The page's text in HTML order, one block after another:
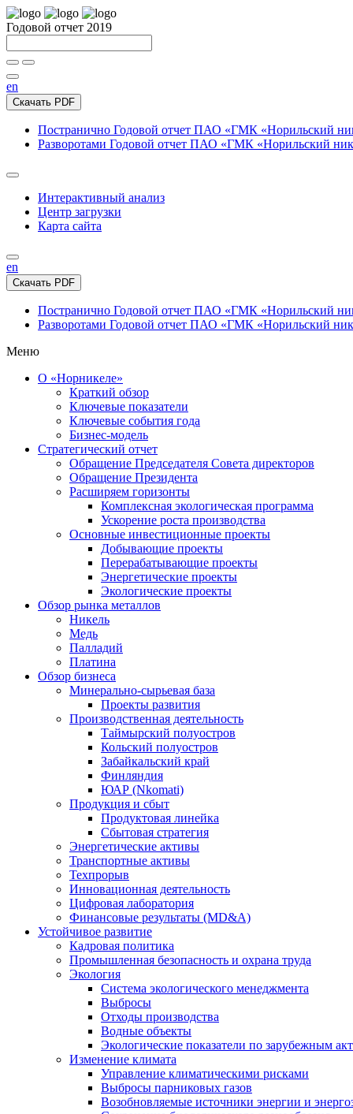
Годовой отчет 2019
en
Скачать PDF
Постранично Годовой отчет ПАО «ГМК «Норильский
Разворотами Годовой отчет ПАО «ГМК «Норильский
Интерактивный анализ
Центр загрузки
Карта сайта
en
Скачать PDF
Постранично Годовой отчет ПАО «ГМК «Норильский
Разворотами Годовой отчет ПАО «ГМК «Норильский
Меню
О «Норникеле»
Краткий обзор
Ключевые показатели
Ключевые события года
Бизнес-модель
Стратегический отчет
Обращение Председателя Совета директоров
Обращение Президента
Расширяем горизонты
Комплексная экологическая программа
Ускорение роста производства
Основные инвестиционные проекты
Добывающие проекты
Перерабатывающие проекты
Энергетические проекты
Экологические проекты
Обзор рынка металлов
Никель
Медь
Палладий
Платина
Обзор бизнеса
Минерально-сырьевая база
Проекты развития
Производственная деятельность
Таймырский полуостров
Кольский полуостров
Забайкальский край
Финляндия
ЮАР (Nkomati)
Продукция и сбыт
Продуктовая линейка
Сбытовая стратегия
Энергетические активы
Транспортные активы
Техпрорыв
Инновационная деятельность
Цифровая лаборатория
Финансовые результаты (MD&A)
Устойчивое развитие
Кадровая политика
Промышленная безопасность и охрана труда
Экология
Система экологического менеджмента
Выбросы
Отходы производства
Водные объекты
Экологические показатели по зарубежным
Изменение климата
Управление климатическими рисками
Выбросы парниковых газов
Возобновляемые источники энергии и